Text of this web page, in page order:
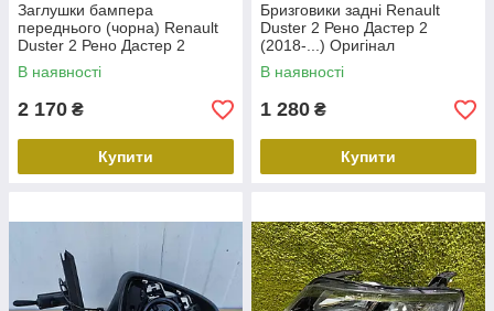
Заглушки бампера
переднього (чорна) Renault
Duster 2 Рено Дастер 2
(2018-...) Оригінал
511804555R
В наявності
2 170 ₴
Купити
Бризговики задні Renault
Duster 2 Рено Дастер 2
(2018-...) Оригінал
8201700276
В наявності
1 280 ₴
Купити